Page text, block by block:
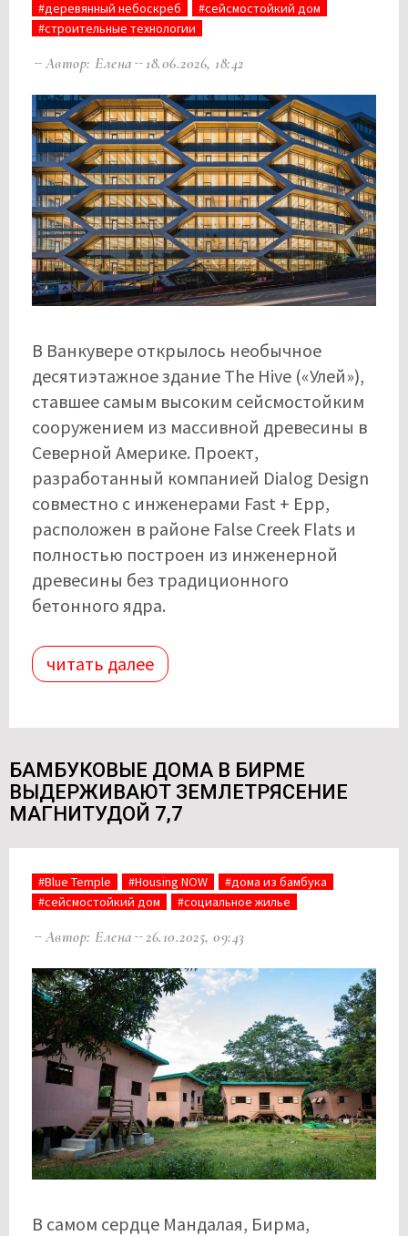
#деревянный небоскреб
#сейсмостойкий дом
#строительные технологии
Автор: Елена 18.06.2026, 18:42
В Ванкувере открылось необычное
десятиэтажное здание The Hive («Улей»),
ставшее самым высоким сейсмостойким
сооружением из массивной древесины в
Северной Америке. Проект,
разработанный компанией Dialog Design
совместно с инженерами Fast + Epp,
расположен в районе False Creek Flats и
полностью построен из инженерной
древесины без традиционного
бетонного ядра.
читать далее
БАМБУКОВЫЕ ДОМА В БИРМЕ
ВЫДЕРЖИВАЮТ ЗЕМЛЕТРЯСЕНИЕ
МАГНИТУДОЙ 7,7
#Blue Temple #Housing NOW
#дома из бамбука
#сейсмостойкий дом
#социальное жилье
Автор: Елена 26.10.2025, 09:43
В самом сердце Мандалая, Бирма,